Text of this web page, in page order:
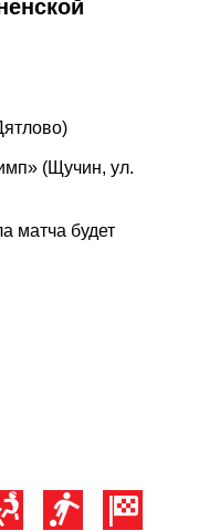
(Щучин, ул.
матча будет